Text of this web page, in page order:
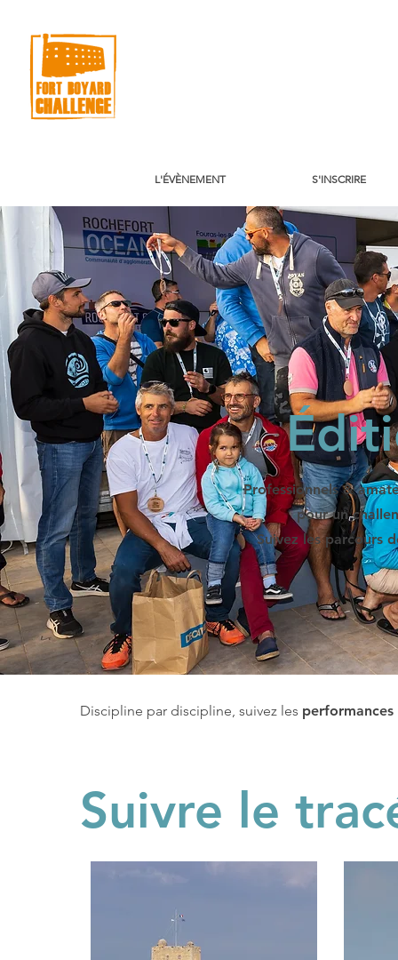
L'ÉVÈNEMENT S'INSCRIRE
Professionnels &
pour un
Suivez les parcours
Discipline par discipline, suivez les
Suivre le